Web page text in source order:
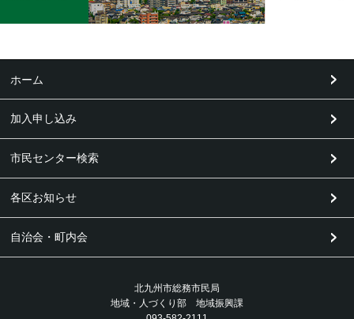
ホーム
加入申し込み
市民センター検索
各区お知らせ
自治会・町内会
北九州市総務市民局
地域・人づくり部 地域振興課